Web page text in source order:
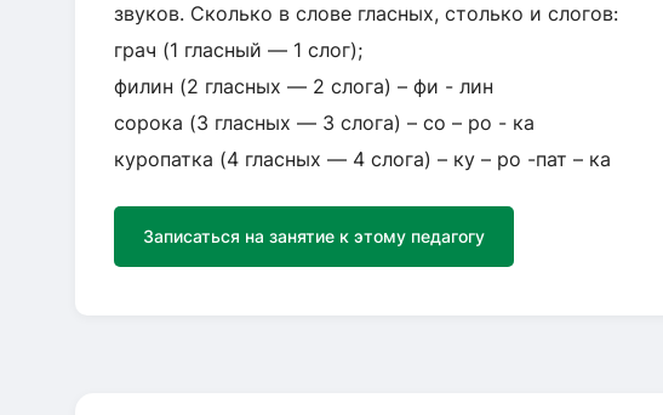
звуков. Сколько в слове гласных, столько и слогов:
грач (1 гласный — 1 слог);
филин (2 гласных — 2 слога) – фи - лин
сорока (3 гласных — 3 слога) – со – ро - ка
куропатка (4 гласных — 4 слога) – ку – ро -пат – ка
Записаться на занятие к этому педагогу